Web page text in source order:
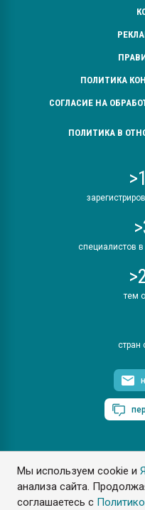
Мы используем cookie и
анализа сайта.
соглашаетесь с
ПОЛИТИКА
СОГЛАСИЕ НА
ПОЛИТИКА В
специалистов
тем
стран
ПластЭксперт ©
Разрешается копирование
ссылкой